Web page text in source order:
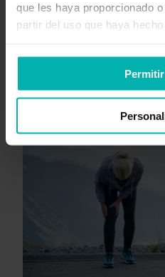
que les haya proporcionado
partir del uso que haya